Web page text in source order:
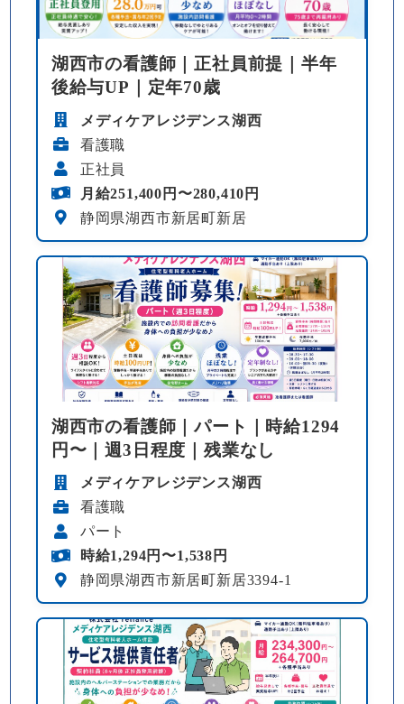
湖西市の看護師｜正社員前提｜半年
後給与UP｜定年70歳
メディケアレジデンス湖西
看護職
正社員
月給251,400円〜280,410円
静岡県湖西市新居町新居
湖西市の看護師｜パート｜時給1294
円〜｜週3日程度｜残業なし
メディケアレジデンス湖西
看護職
パート
時給1,294円〜1,538円
静岡県湖西市新居町新居3394-1